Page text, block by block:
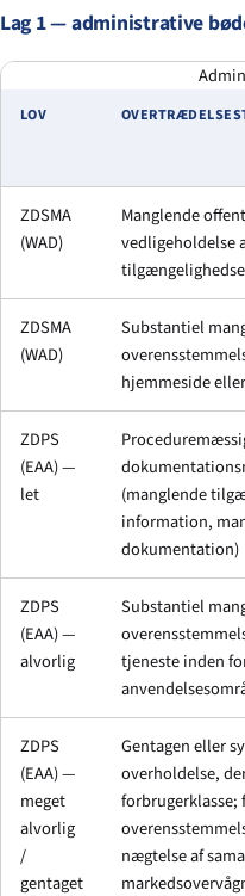
Lag 1 — administrative
LOV
ZDSMA
(WAD)
Manglende
vedligeholdelse
ZDSMA
(WAD)
Substantiel
hjemmeside
ZDPS
(EAA) —
let
(manglende
information,
dokumentation)
ZDPS
(EAA) —
alvorlig
Substantiel
tjeneste inden
ZDPS
(EAA) —
meget
alvorlig
/
gentaget
Gentagen eller
overholdelse,
forbrugerklasse;
nægtelse af